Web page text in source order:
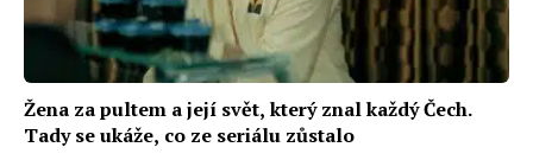
Žena za pultem a její svět, který znal každý Čech.
Tady se ukáže, co ze seriálu zůstalo